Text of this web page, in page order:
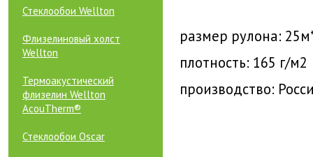
Стеклообои Wellton
Флизелиновый холст
Wellton
Термоакустический
флизелин Wellton
AcouTherm®
Стеклообои Oscar
размер рулона:
плотность: 165 г/м2
производство: